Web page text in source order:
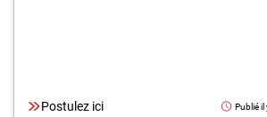
Postulez ici Publié il